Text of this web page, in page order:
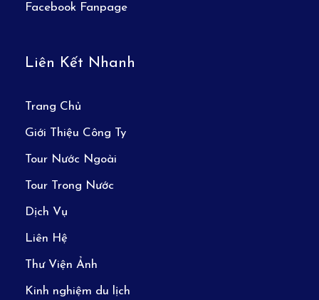
Facebook Fanpage
Liên Kết Nhanh
Trang Chủ
Giới Thiệu Công Ty
Tour Nước Ngoài
Tour Trong Nước
Dịch Vụ
Liên Hệ
Thư Viện Ảnh
Kinh nghiệm du lịch